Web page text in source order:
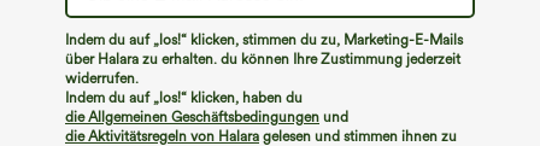
Indem du auf „los!“ klicken, stimmen du zu, Marketing-E-Mails
über Halara zu erhalten. du können Ihre Zustimmung jederzeit
widerrufen.
Indem du auf „los!“ klicken, haben du
die Allgemeinen Geschäftsbedingungen und
die Aktivitätsregeln von Halara gelesen und stimmen ihnen zu
Wir können die von Ihnen gesuchte Seite nicht
finden.
Mehr einkaufen